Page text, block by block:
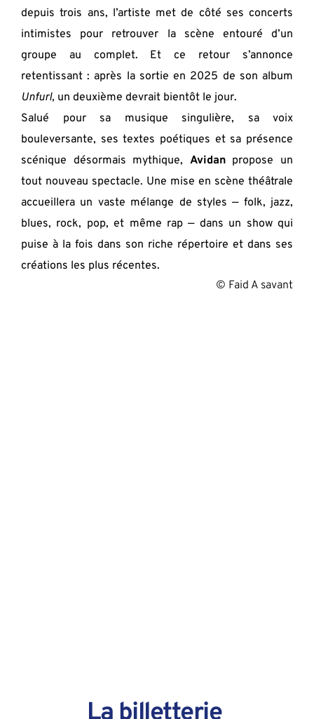
depuis trois ans, l’artiste met de côté ses concerts
intimistes pour retrouver la scène entouré d’un
groupe au complet. Et ce retour s’annonce
Unfurl, un deuxième devrait bientôt le jour.
Salué pour sa musique singulière, sa voix
bouleversante, ses textes poétiques et sa présence
scénique désormais mythique, Avidan propose un
tout nouveau spectacle. Une mise en scène théâtrale
accueillera un vaste mélange de styles — folk, jazz,
blues, rock, pop, et même rap — dans un show qui
puise à la fois dans son riche répertoire et dans ses
créations les plus récentes.
© Faid A savant